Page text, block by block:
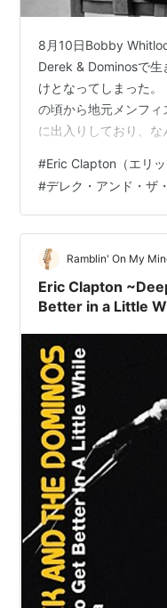
8月10日Bobby
Derek & Dominosで
けとなってしまった
の頃から地元メンフ
に出入りしており、な
T&MGsのギタリスト
す。そして一枚だけシ
Love Youと言う曲で
るなかなかの曲だと
#Eric Clapton（エリッ
#デレク・アンド・ザ
Ramblin' On My
Eric Clapton
Better in a Little